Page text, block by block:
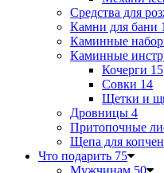
Средства для
Камни для бани
Каминные
Каминные
Кочерги 15
Совки 14
Щетки и
Дровницы 4
Притопочные
Щепа для
Что подарить 75
Мужчинам 50